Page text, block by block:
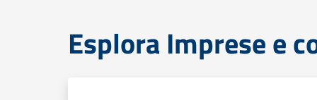
Esplora Imprese e